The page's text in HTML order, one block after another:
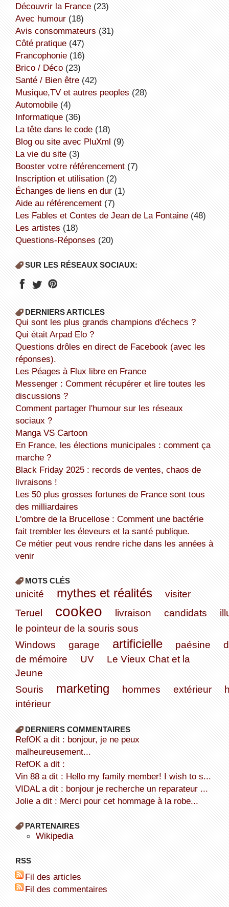
découvrir la France(23)
avec humour(18)
avis consommateurs (31)
côté pratique(47)
Francophonie(16)
Brico / Déco(23)
Santé / Bien être(42)
Musique,TV et autres peoples (28)
Automobile(4)
informatique(36)
la tête dans le code(18)
Blog ou site avec PluXml (9)
la vie du site(3)
booster votre référencement(7)
inscription et utilisation(2)
échanges de liens en dur(1)
aide au référencement(7)
Les Fables et Contes de Jean de La Fontaine(48)
Les artistes (18)
Questions-Réponses (20)
SUR LES RÉSEAUX SOCIAUX:
DERNIERS ARTICLES
Qui sont les plus grands champions d'échecs ?
Qui était Arpad Elo ?
Questions drôles en direct de Facebook (avec les
réponses).
Les Péages à Flux libre en France
Messenger : Comment récupérer et lire toutes les
discussions ?
Comment partager l'humour sur les réseaux
sociaux ?
Manga VS Cartoon
En France, les élections municipales : comment ça
marche ?
Black Friday 2025 : records de ventes, chaos de
livraisons !
Les 50 plus grosses fortunes de France sont tous
des milliardaires
L'ombre de la Brucellose : Comment une bactérie
fait trembler les éleveurs et la santé publique.
Ce métier peut vous rendre riche dans les années à
venir
MOTS CLÉS
unicité mythes et réalités
visiter
Teruel
cookeo livraison candidats
le pointeur de la souris sous
Windows
garage artificielle paésine
de mémoire
UV
Le Vieux Chat et la
Jeune
Souris
marketing hommes extérieur
intérieur
DERNIERS COMMENTAIRES
refOK a dit : bonjour, je ne peux
malheureusement...
refOK a dit :
Vin 88 a dit : Hello my family member! I wish to s...
VIDAL a dit : bonjour je recherche un reparateur ...
Jolie a dit : Merci pour cet hommage à la robe...
PARTENAIRES
wikipedia
RSS
Fil des articles
Fil des commentaires